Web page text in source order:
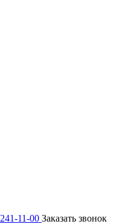
11-00 Заказать звонок